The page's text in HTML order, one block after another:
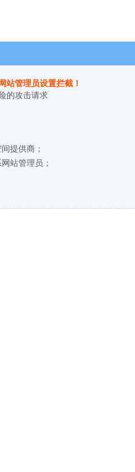
站管理员设置拦截！
的攻击请求
提供商；
站管理员；